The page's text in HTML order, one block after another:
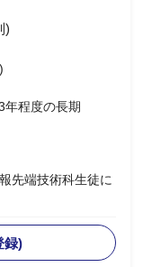
)
年程度の長期
先端技術科生徒に
向けのため企業
情報Ⅰ
録)